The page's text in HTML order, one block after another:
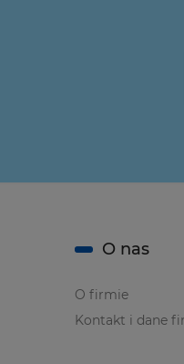
O nas
O firmie
Kontakt i dane